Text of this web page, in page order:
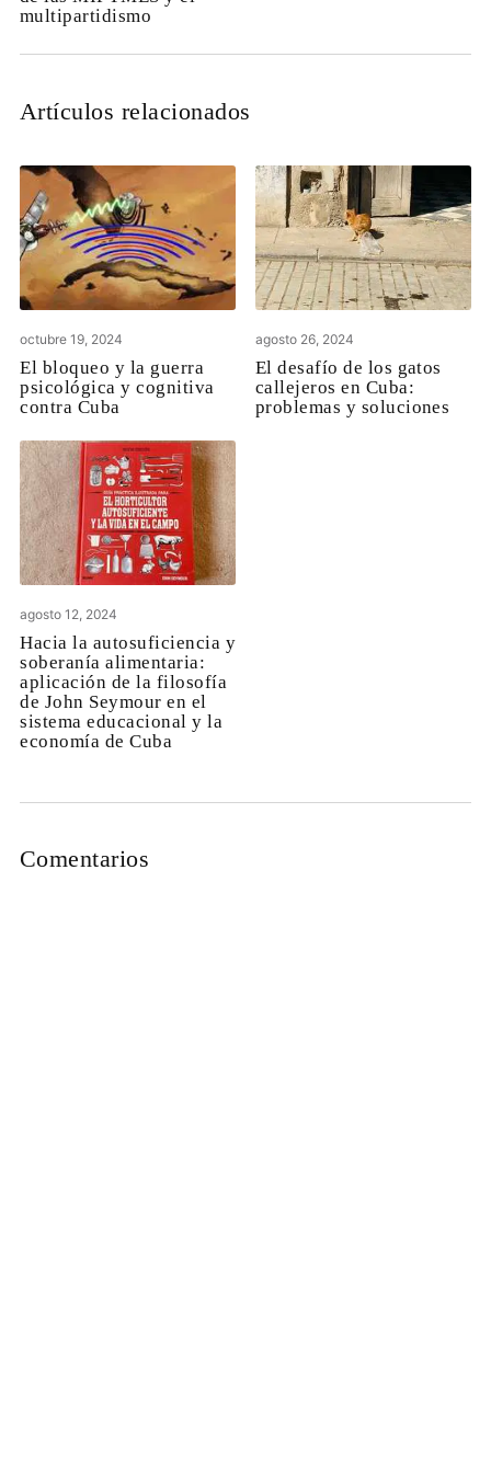
multipartidismo
Artículos relacionados
octubre 19, 2024
El bloqueo y la guerra
psicológica y cognitiva
contra Cuba
agosto 26, 2024
El desafío de los gatos
callejeros en Cuba:
problemas y soluciones
agosto 12, 2024
Hacia la autosuficiencia y
soberanía alimentaria:
aplicación de la filosofía
de John Seymour en el
sistema educacional y la
economía de Cuba
Comentarios